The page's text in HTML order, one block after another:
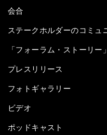
会合
ステークホルダーのコミュ
「フォーラム・ストーリー」
プレスリリース
フォトギャラリー
ビデオ
ポッドキャスト